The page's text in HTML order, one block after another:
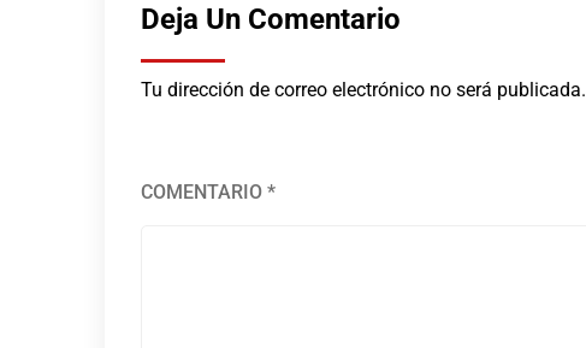
Deja Un Comentario
Tu dirección de correo electrónico no será publicada.
COMENTARIO *